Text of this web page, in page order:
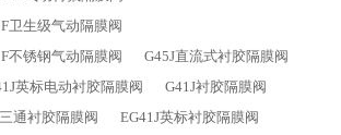
卫生级气动隔膜阀
不锈钢气动隔膜阀
G45J直流式衬胶隔膜阀
英标电动衬胶隔膜阀
G41J衬胶隔膜阀
通衬胶隔膜阀
EG41J英标衬胶隔膜阀